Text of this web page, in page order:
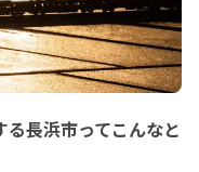
長浜市ってこんなと